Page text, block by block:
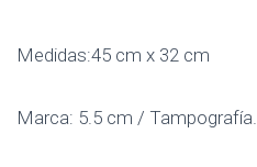
Medidas:45 cm x 32 cm
Marca: 5.5 cm / Tampografía.